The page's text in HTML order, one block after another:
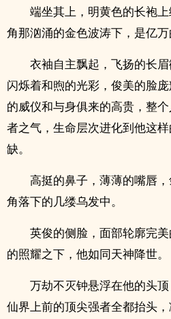
端坐其上，明黄色的长袍
角那汹涌的金色波涛下，是亿万
衣袖自主飘起，飞扬的长
闪烁着和煦的光彩，俊美的脸
的威仪和与身俱来的高贵，整
者之气，生命层次进化到他这
缺。
高挺的鼻子，薄薄的嘴唇
角落下的几缕乌发中。
英俊的侧脸，面部轮廓完
的照耀之下，他如同天神降世。
万劫不灭钟悬浮在他的头
仙界上前的顶尖强者全都抬头